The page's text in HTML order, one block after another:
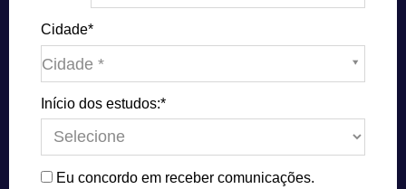
Cidade*
Cidade *
Cidade*
Início dos estudos:*
Eu concordo em receber comunicações.